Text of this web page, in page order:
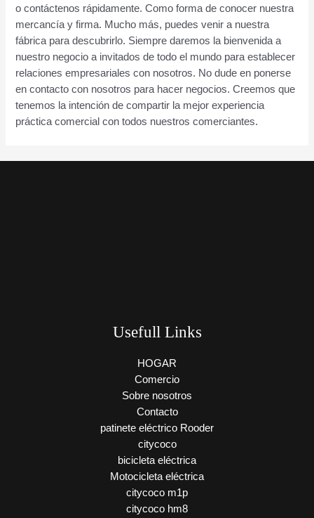
o contáctenos rápidamente. Como forma de conocer nuestra
mercancía y firma. Mucho más, puedes venir a nuestra
fábrica para descubrirlo. Siempre daremos la bienvenida a
nuestro negocio a invitados de todo el mundo para establecer
relaciones empresariales con nosotros. No dude en ponerse
en contacto con nosotros para hacer negocios. Creemos que
tenemos la intención de compartir la mejor experiencia
práctica comercial con todos nuestros comerciantes.
Usefull Links
HOGAR
Comercio
Sobre nosotros
Contacto
patinete eléctrico Rooder
citycoco
bicicleta eléctrica
Motocicleta eléctrica
citycoco m1p
citycoco hm8